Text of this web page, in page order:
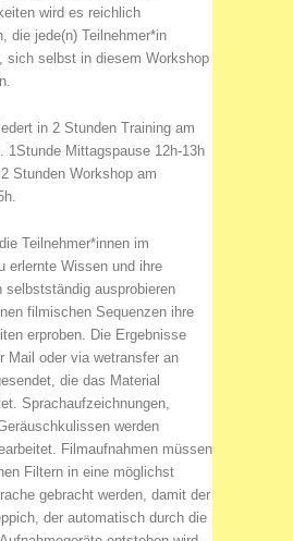
wird es reichlich
die jede(n) Teilnehmer*in
sich selbst in diesem Workshop
in 2 Stunden Training am
1Stunde Mittagspause 12h-13h
Stunden Workshop am
Teilnehmer*innen im
erlernte Wissen und ihre
selbstständig ausprobieren
filmischen Sequenzen ihre
erproben. Die Ergebnisse
Mail oder via wetransfer an
die das Material
Sprachaufzeichnungen,
werden
Filmaufnahmen müssen
Filtern in eine möglichst
gebracht werden, damit der
der automatisch durch die